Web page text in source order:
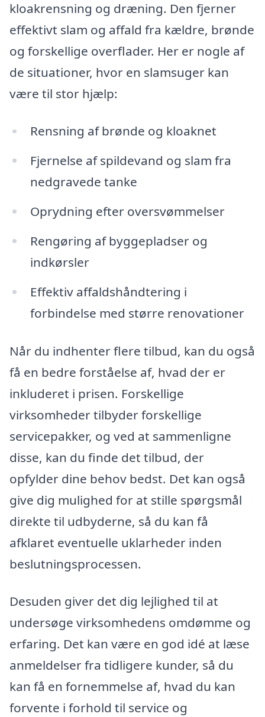
kloakrensning og dræning. Den fjerner
effektivt slam og affald fra kældre, brønde
og forskellige overflader. Her er nogle af
de situationer, hvor en slamsuger kan
være til stor hjælp:
Rensning af brønde og kloaknet
Fjernelse af spildevand og slam fra
nedgravede tanke
Oprydning efter oversvømmelser
Rengøring af byggepladser og
indkørsler
Effektiv affaldshåndtering i
forbindelse med større renovationer
Når du indhenter flere tilbud, kan du også
få en bedre forståelse af, hvad der er
inkluderet i prisen. Forskellige
virksomheder tilbyder forskellige
servicepakker, og ved at sammenligne
disse, kan du finde det tilbud, der
opfylder dine behov bedst. Det kan også
give dig mulighed for at stille spørgsmål
direkte til udbyderne, så du kan få
afklaret eventuelle uklarheder inden
beslutningsprocessen.
Desuden giver det dig lejlighed til at
undersøge virksomhedens omdømme og
erfaring. Det kan være en god idé at læse
anmeldelser fra tidligere kunder, så du
kan få en fornemmelse af, hvad du kan
forvente i forhold til service og